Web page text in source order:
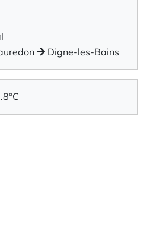
Digne-les-Bains